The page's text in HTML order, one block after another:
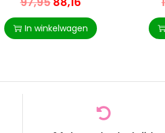
Rugleuning – PU – 59,5 x
60,5 x 95-105 cm
In winkelwagen